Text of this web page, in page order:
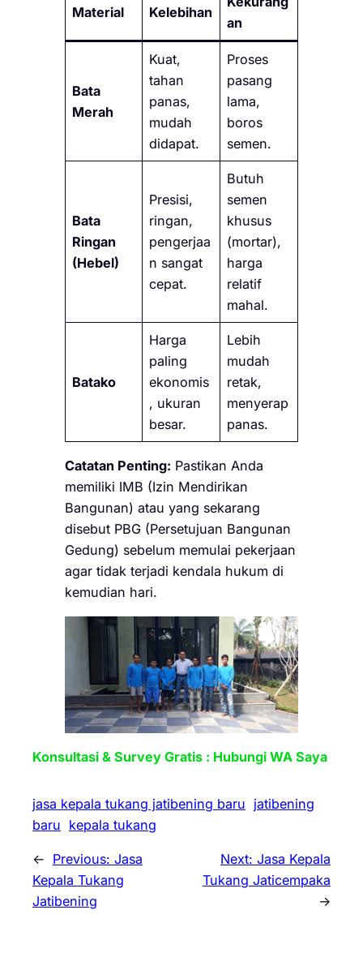
Material Kelebihan
an
Bata
Merah
Kuat,
tahan
panas,
mudah
didapat.
Proses
pasang
lama,
boros
semen.
Bata
Ringan
(Hebel)
Presisi,
ringan,
pengerjaa
n sangat
cepat.
Butuh
semen
khusus
(mortar),
harga
relatif
mahal.
Batako
Harga
paling
ekonomis
, ukuran
besar.
Lebih
mudah
retak,
menyerap
panas.
Catatan Penting: Pastikan Anda
memiliki IMB (Izin Mendirikan
Bangunan) atau yang sekarang
disebut PBG (Persetujuan Bangunan
Gedung) sebelum memulai pekerjaan
agar tidak terjadi kendala hukum di
kemudian hari.
Konsultasi & Survey Gratis : Hubungi WA Saya
jasa kepala tukang jatibening baru jatibening
baru kepala tukang
← Previous: Jasa
Kepala Tukang
Jatibening
Next: Jasa Kepala
Tukang Jaticempaka
→